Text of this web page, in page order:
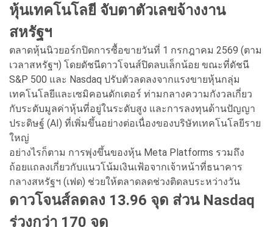
หุ้นเทคโนโลยี จับตาตัวเลขจ้างงาน
สหรัฐฯ
ตลาดหุ้นนิวยอร์กปิดการซื้อขายวันที่ 1 กรกฎาคม 2569 (ตาม
เวลาสหรัฐฯ) โดยดัชนีดาวโจนส์ปิดลบเล็กน้อย ขณะที่ดัชนี
S&P 500 และ Nasdaq ปรับตัวลดลงจากแรงขายหุ้นกลุ่ม
เทคโนโลยีและเซมิคอนดักเตอร์ ท่ามกลางความกังวลเกี่ยว
กับระดับมูลค่าหุ้นที่อยู่ในระดับสูง และการลงทุนด้านปัญญา
ประดิษฐ์ (AI) ที่เพิ่มขึ้นอย่างต่อเนื่องของบริษัทเทคโนโลยีราย
ใหญ่
อย่างไรก็ตาม การพุ่งขึ้นของหุ้น Meta Platforms รวมถึง
ถ้อยแถลงเกี่ยวกับแนวโน้มเงินเฟ้อจากเจ้าหน้าที่ธนาคาร
กลางสหรัฐฯ (เฟด) ช่วยให้ตลาดลดช่วงติดลบระหว่างวัน
ดาวโจนส์ลดลง 13.96 จุด ส่วน Nasdaq
ร่วงกว่า 170 จุด